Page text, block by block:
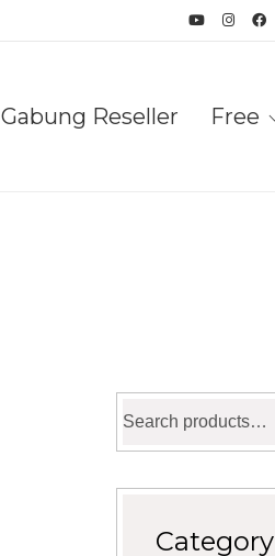
Gabung Reseller Free
for:
Category